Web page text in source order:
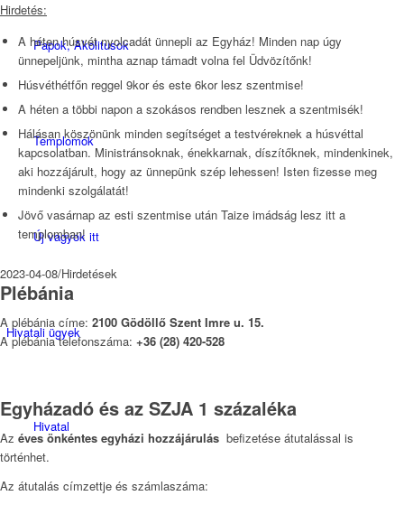
Papok, Akolitusok
Templomok
Új vagyok itt
Hivatali ügyek
Hivatal
Hirdetés:
A héten húsvét nyolcadát ünnepli az Egyház! Minden nap úgy
ünnepeljünk, mintha aznap támadt volna fel Üdvözítőnk!
Húsvéthétfőn reggel 9kor és este 6kor lesz szentmise!
A héten a többi napon a szokásos rendben lesznek a szentmisék!
Hálásan köszönünk minden segítséget a testvéreknek a húsvéttal
kapcsolatban. Ministránsoknak, énekkarnak, díszítőknek, mindenkinek,
aki hozzájárult, hogy az ünnepünk szép lehessen! Isten fizesse meg
mindenki szolgálatát!
Jövő vasárnap az esti szentmise után Taize imádság lesz itt a
templomban!
2023-04-08/Hirdetések
Plébánia
A plébánia címe: 2100 Gödöllő Szent Imre u. 15.
A plébánia telefonszáma: +36 (28) 420-528
Egyházadó és az SZJA 1 százaléka
Az éves önkéntes egyházi hozzájárulás befizetése átutalással is
történhet.
Az átutalás címzettje és számlaszáma: